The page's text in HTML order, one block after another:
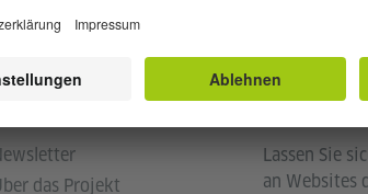
das Projekt
Lassen Sie
an Websites